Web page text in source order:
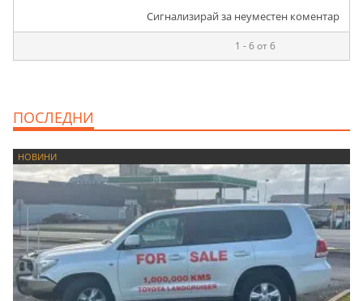
Сигнализирай за неуместен коментар
1 - 6 от 6
ПОСЛЕДНИ
НОВИНИ